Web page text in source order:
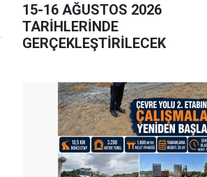
15-16 AĞUSTOS 2026
TARİHLERİNDE
GERÇEKLEŞTİRİLECEK